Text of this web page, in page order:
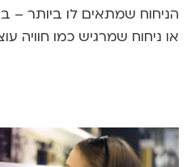
הניחוח שמתאים לו ביותר –
או ניחוח שמרגיש כמו חוויה